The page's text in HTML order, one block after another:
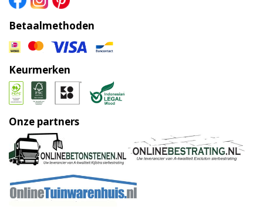
Betaalmethoden
Keurmerken
Onze partners